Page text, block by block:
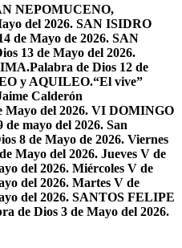
NEPOMUCENO,
del 2026. SAN ISIDRO
de Mayo de 2026. SAN
13 de Mayo del 2026.
Palabra de Dios 12 de
y AQUILEO.“El vive”
Calderón
Mayo del 2026. VI DOMINGO
de mayo del 2026. San
8 de Mayo de 2026. Viernes
Mayo del 2026. Jueves V de
del 2026. Miércoles V de
del 2026. Martes V de
del 2026. SANTOS FELIPE
de Dios 3 de Mayo del 2026.